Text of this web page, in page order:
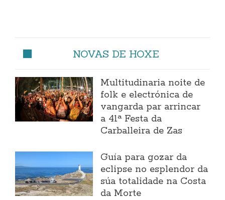
NOVAS DE HOXE
Multitudinaria noite de
folk e electrónica de
vangarda par arrincar
a 41ª Festa da
Carballeira de Zas
Guía para gozar da
eclipse no esplendor da
súa totalidade na Costa
da Morte